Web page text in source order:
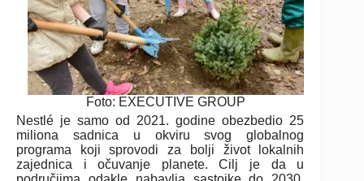
Foto: EXECUTIVE GROUP
Nestlé je samo od 2021. godine obezbedio 25
miliona sadnica u okviru svog globalnog
programa koji sprovodi za bolji život lokalnih
zajednica i očuvanje planete. Cilj je da u